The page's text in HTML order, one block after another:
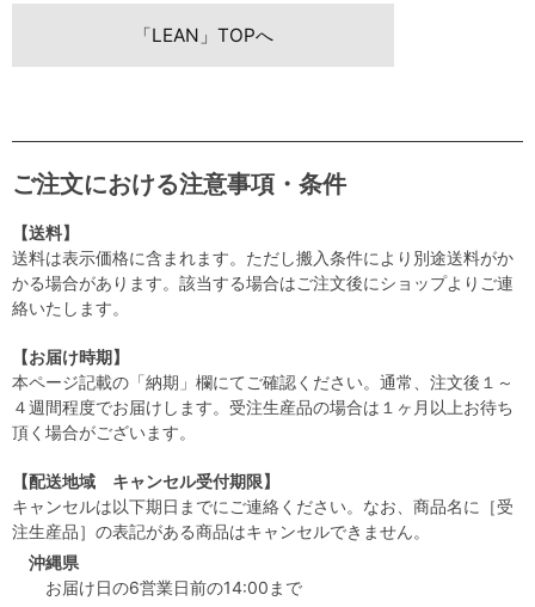
「LEAN」TOPへ
ご注文における注意事項・条件
【送料】
送料は表示価格に含まれます。ただし搬入条件により別途送料がか
かる場合があります。該当する場合はご注文後にショップよりご連
絡いたします。
【お届け時期】
本ページ記載の「納期」欄にてご確認ください。通常、注文後１～
４週間程度でお届けします。受注生産品の場合は１ヶ月以上お待ち
頂く場合がございます。
【配送地域 キャンセル受付期限】
キャンセルは以下期日までにご連絡ください。なお、商品名に［受
注生産品］の表記がある商品はキャンセルできません。
沖縄県
お届け日の6営業日前の14:00まで